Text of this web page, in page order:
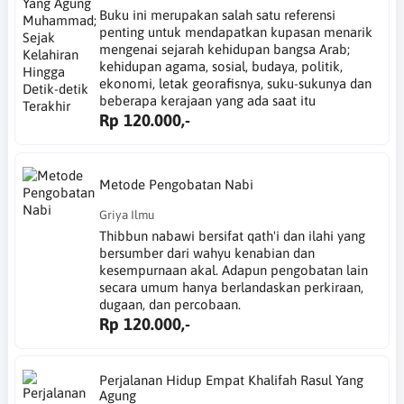
Buku ini merupakan salah satu referensi
penting untuk mendapatkan kupasan menarik
mengenai sejarah kehidupan bangsa Arab;
kehidupan agama, sosial, budaya, politik,
ekonomi, letak georafisnya, suku-sukunya dan
beberapa kerajaan yang ada saat itu
Rp 120.000,-
Metode Pengobatan Nabi
Griya Ilmu
Thibbun nabawi bersifat qath'i dan ilahi yang
bersumber dari wahyu kenabian dan
kesempurnaan akal. Adapun pengobatan lain
secara umum hanya berlandaskan perkiraan,
dugaan, dan percobaan.
Rp 120.000,-
Perjalanan Hidup Empat Khalifah Rasul Yang
Agung